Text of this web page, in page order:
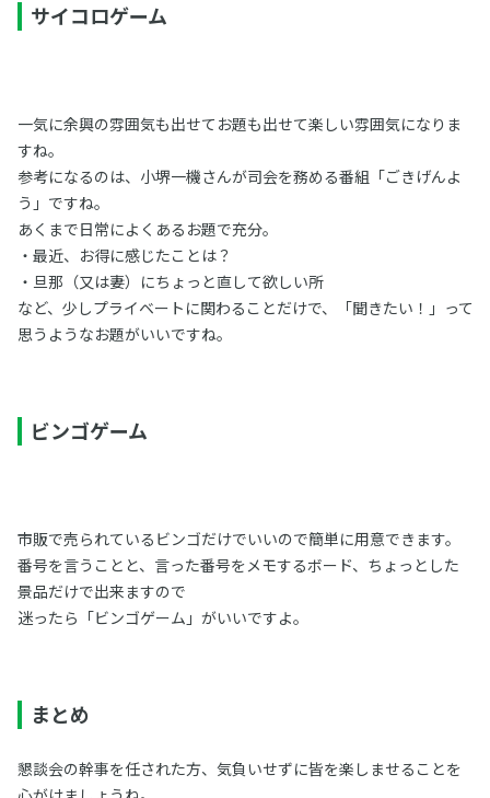
サイコロゲーム
一気に余興の雰囲気も出せてお題も出せて楽しい雰囲気になりま
すね。
参考になるのは、小堺一機さんが司会を務める番組「ごきげんよ
う」ですね。
あくまで日常によくあるお題で充分。
・最近、お得に感じたことは？
・旦那（又は妻）にちょっと直して欲しい所
など、少しプライベートに関わることだけで、「聞きたい！」って
思うようなお題がいいですね。
ビンゴゲーム
市販で売られているビンゴだけでいいので簡単に用意できます。
番号を言うことと、言った番号をメモするボード、ちょっとした
景品だけで出来ますので
迷ったら「ビンゴゲーム」がいいですよ。
まとめ
懇談会の幹事を任された方、気負いせずに皆を楽しませることを